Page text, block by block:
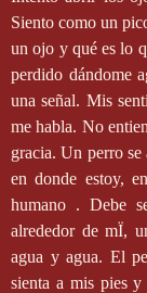
Siento como un
un ojo y qué es lo
perdido dándome
una señal. Mis
me habla. No
gracia. Un perro
en donde estoy,
humano . Debe
alrededor de mÏ,
agua y agua. El
sienta a mis pies